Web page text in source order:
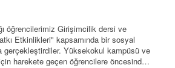
öğrencilerimiz Girişimcilik dersi ve
Etkinlikleri" kapsamında bir sosyal
gerçekleştirdiler. Yüksekokul kampüsü ve
harekete geçen öğrencilere öncesind…